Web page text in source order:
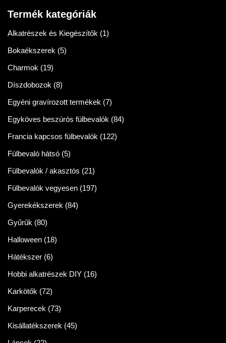
Termék kategóriák
Alkatrészek és Kiegészítők (1)
Bokaékszerek (5)
Charmok (19)
Díszdobozok (8)
Egyéni gravírozott termékek (7)
Egyköves beszúrós fülbevalók (84)
Francia kapcsos fülbevalók (122)
Fülbevaló hátsó (5)
Fülbevalók / akasztós (21)
Fülbevalók vegyesen (197)
Gyerekékszerek (84)
Gyűrűk (80)
Halloween (18)
Hátékszer (6)
Hobbi alkatrészek DIY (16)
Karkötők (72)
Karperecek (73)
Kisállatékszerek (45)